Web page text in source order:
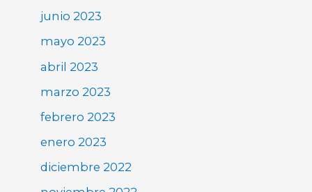
junio 2023
mayo 2023
abril 2023
marzo 2023
febrero 2023
enero 2023
diciembre 2022